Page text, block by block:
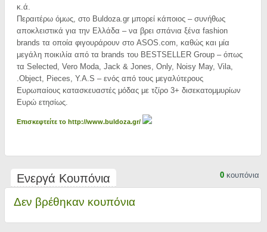
κ.ά.
Περαιτέρω όμως, στο Buldoza.gr μπορεί κάποιος – συνήθως
αποκλειστικά για την Ελλάδα – να βρει σπάνια ξένα fashion
brands τα οποία φιγουράρουν στο ASOS.com, καθώς και μία
μεγάλη ποικιλία από τα brands του BESTSELLER Group – όπως
τα Selected, Vero Moda, Jack & Jones, Only, Noisy May, Vila,
.Object, Pieces, Y.A.S – ενός από τους μεγαλύτερους
Ευρωπαίους κατασκευαστές μόδας με τζίρο 3+ δισεκατομμυρίων
Ευρώ ετησίως.
Επισκεφτείτε το http://www.buldoza.gr/
Ενεργά Κουπόνια 0κουπόνια
Δεν βρέθηκαν κουπόνια